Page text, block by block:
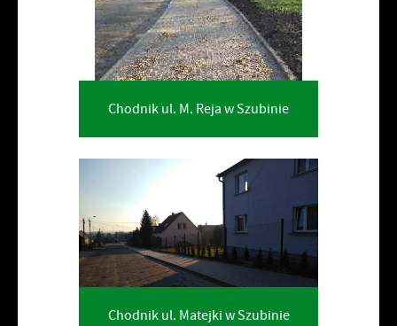
Chodnik ul. M. Reja w Szubinie
Chodnik ul. Matejki w Szubinie